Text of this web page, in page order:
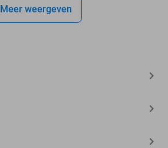
Meer weergeven